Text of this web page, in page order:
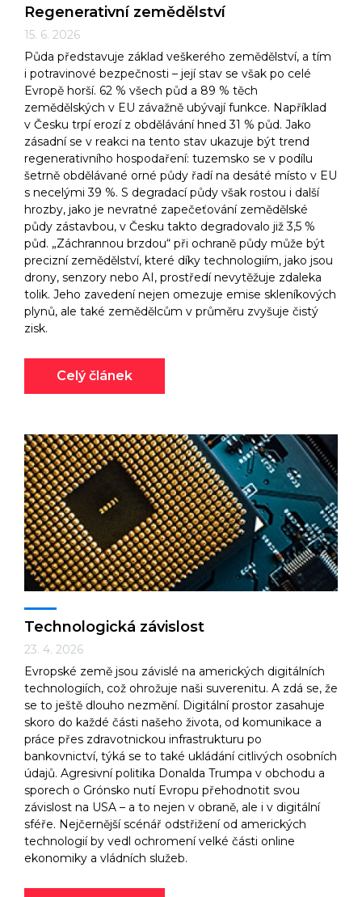
Regenerativní zemědělství
15. 6. 2026
Půda představuje základ veškerého zemědělství, a tím
i potravinové bezpečnosti – její stav se však po celé
Evropě horší. 62 % všech půd a 89 % těch
zemědělských v EU závažně ubývají funkce. Například
v Česku trpí erozí z obdělávání hned 31 % půd. Jako
zásadní se v reakci na tento stav ukazuje být trend
regenerativního hospodaření: tuzemsko se v podílu
šetrně obdělávané orné půdy řadí na desáté místo v EU
s necelými 39 %. S degradací půdy však rostou i další
hrozby, jako je nevratné zapečeťování zemědělské
půdy zástavbou, v Česku takto degradovalo již 3,5 %
půd. „Záchrannou brzdou“ při ochraně půdy může být
precizní zemědělství, které díky technologiím, jako jsou
drony, senzory nebo AI, prostředí nevytěžuje zdaleka
tolik. Jeho zavedení nejen omezuje emise skleníkových
plynů, ale také zemědělcům v průměru zvyšuje čistý
zisk.
Celý článek
Technologická závislost
23. 4. 2026
Evropské země jsou závislé na amerických digitálních
technologiích, což ohrožuje naši suverenitu. A zdá se, že
se to ještě dlouho nezmění. Digitální prostor zasahuje
skoro do každé části našeho života, od komunikace a
práce přes zdravotnickou infrastrukturu po
bankovnictví, týká se to také ukládání citlivých osobních
údajů. Agresivní politika Donalda Trumpa v obchodu a
sporech o Grónsko nutí Evropu přehodnotit svou
závislost na USA – a to nejen v obraně, ale i v digitální
sféře. Nejčernější scénář odstřižení od amerických
technologií by vedl ochromení velké části online
ekonomiky a vládních služeb.